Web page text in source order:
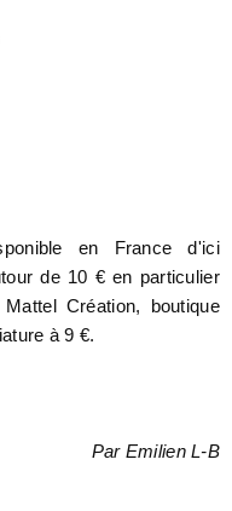
en France d'ici
de 10 € en particulier
Création, boutique
à 9 €.
Par Emilien L-B